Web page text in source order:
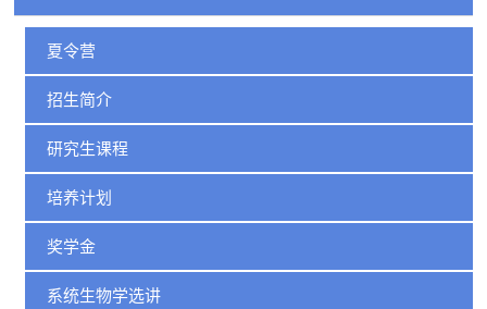
夏令营
招生简介
研究生课程
培养计划
奖学金
系统生物学选讲